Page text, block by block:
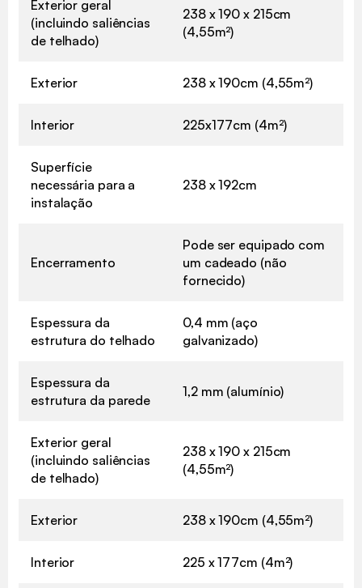
Exterior geral
(incluindo saliências
de telhado)
238 x 190 x 215cm
(4,55m²)
Exterior 238 x 190cm (4,55m²)
Interior 225x177cm (4m²)
Superfície
necessária para a
instalação
238 x 192cm
Encerramento
Pode ser equipado com
um cadeado (não
fornecido)
Espessura da
estrutura do telhado
0,4 mm (aço
galvanizado)
Espessura da
estrutura da parede
1,2 mm (alumínio)
Exterior geral
(incluindo saliências
de telhado)
238 x 190 x 215cm
(4,55m²)
Exterior 238 x 190cm (4,55m²)
Interior 225 x 177cm (4m²)